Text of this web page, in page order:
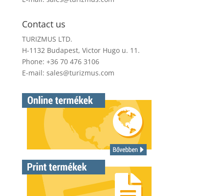
Contact us
TURIZMUS LTD.
H-1132 Budapest, Victor Hugo u. 11.
Phone: +36 70 476 3106
E-mail: sales@turizmus.com